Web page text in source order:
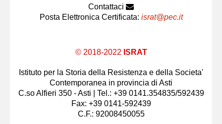
Contattaci
Posta Elettronica Certificata: israt@pec.it
© 2018-2022 ISRAT
Istituto per la Storia della Resistenza e della Societa'
Contemporanea in provincia di Asti
C.so Alfieri 350 - Asti | Tel.: +39 0141.354835/592439
Fax: +39 0141-592439
C.F.: 92008450055